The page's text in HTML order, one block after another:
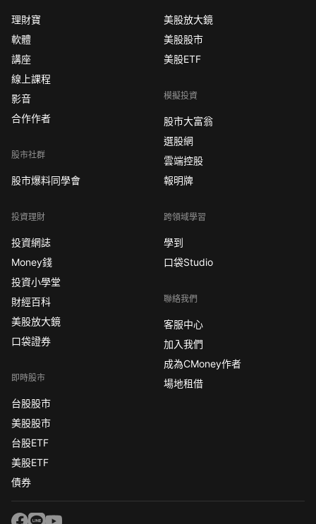
理財寶
軟體
講座
線上課程
影音
合作作者
股市社群
股市爆料同學會
投資理財
投資網誌
Money錢
投資小學堂
財經百科
美股放大鏡
口袋證券
即時股市
台股股市
美股股市
台股ETF
美股ETF
債券
美股放大鏡
美股股市
美股ETF
模擬投資
股市大富翁
選股網
雲端控股
報明牌
跨領域學習
學到
口袋Studio
聯絡我們
客服中心
加入我們
成為CMoney作者
場地租借